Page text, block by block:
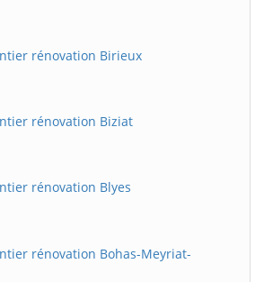
rénovation Birieux
rénovation Biziat
rénovation Blyes
rénovation Bohas-Meyriat-